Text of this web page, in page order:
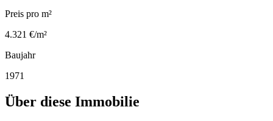
Preis pro m²
4.321 €/m²
Baujahr
1971
Über diese Immobilie